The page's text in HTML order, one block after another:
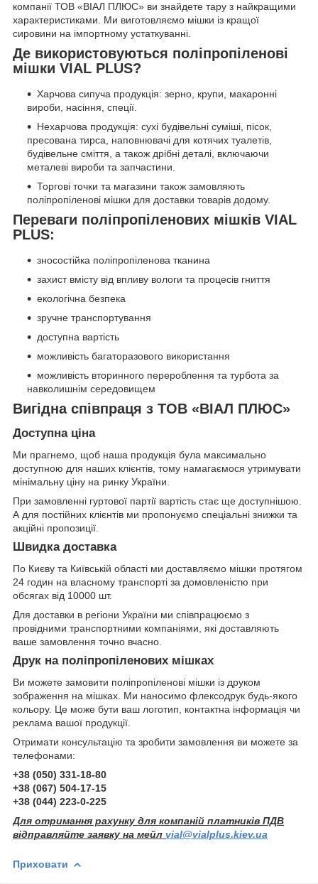
компанії ТОВ «ВІАЛ ПЛЮС» ви знайдете тару з найкращими
характеристиками. Ми виготовляємо мішки із кращої
сировини на імпортному устаткуванні.
Де використовуються поліпропіленові
мішки VIAL PLUS?
Харчова сипуча продукція: зерно, крупи, макаронні
вироби, насіння, спеції.
Нехарчова продукція: сухі будівельні суміші, пісок,
пресована тирса, наповнювачі для котячих туалетів,
будівельне сміття, а також дрібні деталі, включаючи
металеві вироби та запчастини.
Торгові точки та магазини також замовляють
поліпропіленові мішки для доставки товарів додому.
Переваги поліпропіленових мішків VIAL
PLUS:
зносостійка поліпропіленова тканина
захист вмісту від впливу вологи та процесів гниття
екологічна безпека
зручне транспортування
доступна вартість
можливість багаторазового використання
можливість вторинного перероблення та турбота за
навколишнім середовищем
Вигідна співпраця з ТОВ «ВІАЛ ПЛЮС»
Доступна ціна
Ми прагнемо, щоб наша продукція була максимально
доступною для наших клієнтів, тому намагаємося утримувати
мінімальну ціну на ринку України.
При замовленні гуртової партії вартість стає ще доступнішою.
А для постійних клієнтів ми пропонуємо спеціальні знижки та
акційні пропозиції.
Швидка доставка
По Києву та Київській області ми доставляємо мішки протягом
24 годин на власному транспорті за домовленістю при
обсягах від 10000 шт.
Для доставки в регіони України ми співпрацюємо з
провідними транспортними компаніями, які доставляють
ваше замовлення точно вчасно.
Друк на поліпропіленових мішках
Ви можете замовити поліпропіленові мішки із друком
зображення на мішках. Ми наносимо флексодрук будь-якого
кольору. Це може бути ваш логотип, контактна інформація чи
реклама вашої продукції.
Отримати консультацію та зробити замовлення ви можете за
телефонами:
+38 (050) 331-18-80
+38 (067) 504-17-15
+38 (044) 223-0-225
Для отримання рахунку для компаній платників ПДВ
відправляйте заявку на мейл vial@vialplus.kiev.ua
Приховати